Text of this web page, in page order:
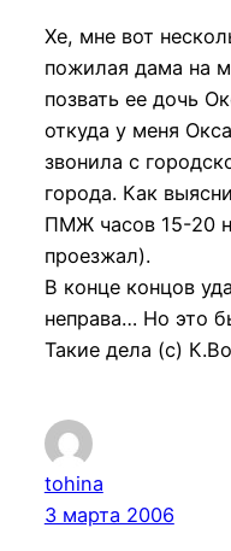
Хе, мне вот
пожилая дама на
позвать ее дочь
откуда у меня
звонила с
города. Как
ПМЖ часов 15-20
проезжал).
В конце концов
неправа… Но это
Такие дела (с)
tohina
3 марта 2006